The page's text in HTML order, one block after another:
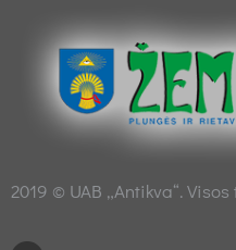
2019 © UAB „Antikva“.